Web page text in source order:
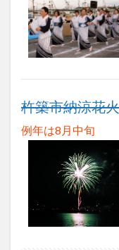
杵築市納涼花
例年は8月中旬